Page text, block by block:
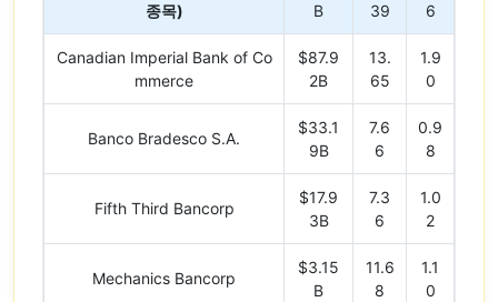
종목)
B
39
6
Canadian Imperial Bank of Co
mmerce
$87.9
2B
13.
65
1.9
0
Banco Bradesco S.A.
$33.1
9B
7.6
6
0.9
8
Fifth Third Bancorp
$17.9
3B
7.3
6
1.0
2
Mechanics Bancorp
$3.15
B
11.6
8
1.1
0